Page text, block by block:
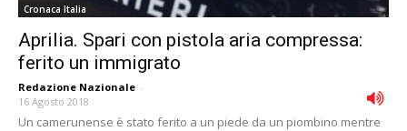
Cronaca Italia
Aprilia. Spari con pistola aria compressa:
ferito un immigrato
Redazione Nazionale -
16 Agosto 2018
Un camerunense è stato ferito a un piede da un piombino mentre